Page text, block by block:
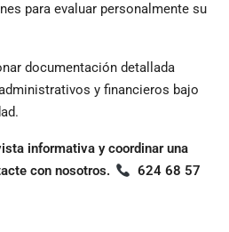
para evaluar personalmente su
documentación detallada
y financieros bajo
informativa y coordinar una
con nosotros.
624 68 57